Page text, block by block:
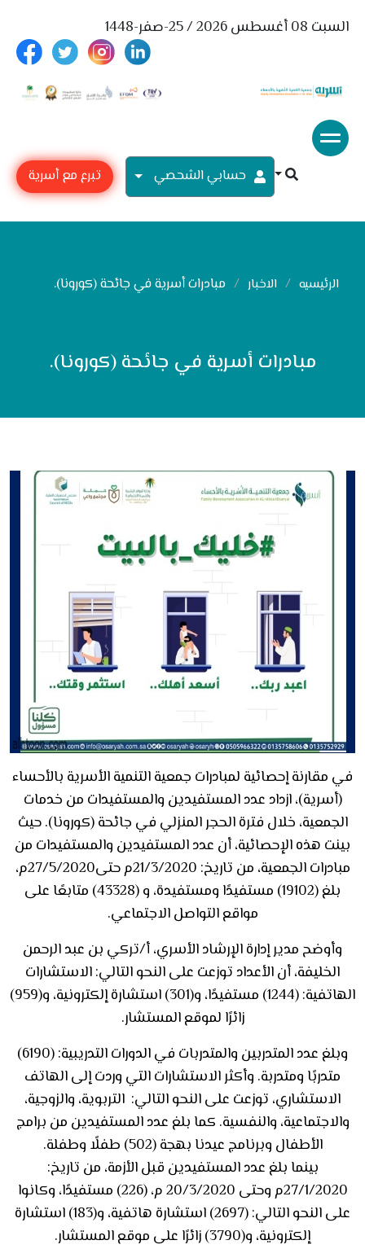
السبت 08 أغسطس 2026 / 25-صفر-1448
حسابي الشحصي تبرع مع أسرية
الرئيسيه الاخبار مبادرات أسرية في جائحة (كورونا).
مبادرات أسرية في جائحة (كورونا).
في مقارنة إحصائية لمبادرات جمعية التنمية الأسرية بالأحساء
(أسرية)، ازداد عدد المستفيدين والمستفيدات من خدمات
الجمعية، خلال فترة الحجر المنزلي في جائحة (كورونا). حيث
بينت هذه الإحصائية، أن عدد المستفيدين والمستفيدات من
مبادرات الجمعية، من تاريخ: 21/3/2020م حتى27/5/2020م،
بلغ (19102) مستفيدًا ومستفيدة، و (43328) متابعًا على
مواقع التواصل الاجتماعي.
وأوضح مدير إدارة الإرشاد الأسري، أ/تركي بن عبد الرحمن
الخليفة، أن الأعداد توزعت على النحو التالي: الاستشارات
الهاتفية: (1244) مستفيدًا، و(301) استشارة إلكترونية، و(959)
زائرًا لموقع المستشار.
وبلغ عدد المتدربين والمتدربات في الدورات التدريبية: (6190)
متدربًا ومتدربة. وأكثر الاستشارات التي وردت إلى الهاتف
الاستشاري، توزعت على النحو التالي: التربوية، والزوجية،
والاجتماعية، والنفسية. كما بلغ عدد المستفيدين من برامج
الأطفال وبرنامج عيدنا بهجة (502) طفلًا وطفلة.
بينما بلغ عدد المستفيدين قبل الأزمة، من تاريخ:
27/1/2020م وحتى 20/3/2020 م، (226) مستفيدًا، وكانوا
على النحو التالي: (2697) استشارة هاتفية، و(183) استشارة
إلكترونية، و(3790) زائرًا على موقع المستشار.